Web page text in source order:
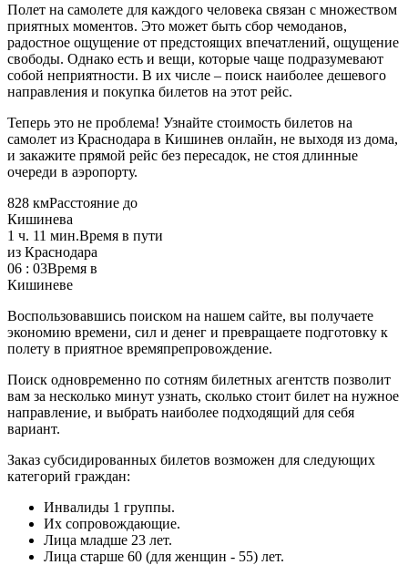
Полет на самолете для каждого человека связан с множеством
приятных моментов. Это может быть сбор чемоданов,
радостное ощущение от предстоящих впечатлений, ощущение
свободы. Однако есть и вещи, которые чаще подразумевают
собой неприятности. В их числе – поиск наиболее дешевого
направления и покупка билетов на этот рейс.
Теперь это не проблема! Узнайте стоимость билетов на
самолет из Краснодара в Кишинев онлайн, не выходя из дома,
и закажите прямой рейс без пересадок, не стоя длинные
очереди в аэропорту.
828 кмРасстояние до
Кишинева
1 ч. 11 мин.Время в пути
из Краснодара
06 : 03Время в
Кишиневе
Воспользовавшись поиском на нашем сайте, вы получаете
экономию времени, сил и денег и превращаете подготовку к
полету в приятное времяпрепровождение.
Поиск одновременно по сотням билетных агентств позволит
вам за несколько минут узнать, сколько стоит билет на нужное
направление, и выбрать наиболее подходящий для себя
вариант.
Заказ субсидированных билетов возможен для следующих
категорий граждан:
Инвалиды 1 группы.
Их сопровождающие.
Лица младше 23 лет.
Лица старше 60 (для женщин - 55) лет.